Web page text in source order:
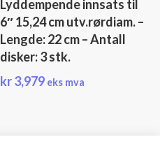
Lyddempende innsats til
6″ 15,24 cm utv.rørdiam. –
Lengde: 22 cm – Antall
disker: 3 stk.
kr3,979 eks mva